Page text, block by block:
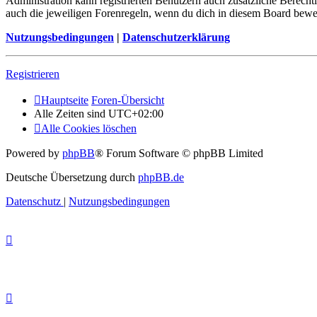
auch die jeweiligen Forenregeln, wenn du dich in diesem Board
Nutzungsbedingungen | Datenschutzerklärung
Registrieren
Hauptseite Foren-Übersicht
Alle Zeiten sind UTC+02:00
Alle Cookies löschen
Powered by phpBB® Forum Software © phpBB Limited
Deutsche Übersetzung durch phpBB.de
Datenschutz | Nutzungsbedingungen